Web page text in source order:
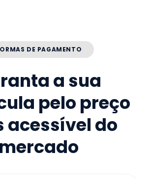
DE PAGAMENTO
a sua
pelo preço
acessível do
mercado